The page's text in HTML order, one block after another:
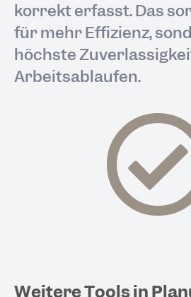
korrekt erfasst. Das
für mehr Effizienz,
höchste
Arbeitsabläufen.
Weitere Tools in